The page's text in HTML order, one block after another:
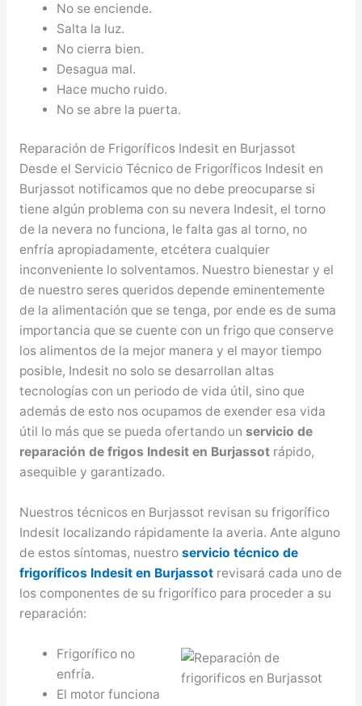
No se enciende.
Salta la luz.
No cierra bien.
Desagua mal.
Hace mucho ruido.
No se abre la puerta.
Reparación de Frigoríficos Indesit en Burjassot
Desde el Servicio Técnico de Frigoríficos Indesit en
Burjassot notificamos que no debe preocuparse si
tiene algún problema con su nevera Indesit, el torno
de la nevera no funciona, le falta gas al torno, no
enfría apropiadamente, etcétera cualquier
inconveniente lo solventamos. Nuestro bienestar y el
de nuestro seres queridos depende eminentemente
de la alimentación que se tenga, por ende es de suma
importancia que se cuente con un frigo que conserve
los alimentos de la mejor manera y el mayor tiempo
posible, Indesit no solo se desarrollan altas
tecnologías con un periodo de vida útil, sino que
además de esto nos ocupamos de exender esa vida
útil lo más que se pueda ofertando un servicio de
reparación de frigos Indesit en Burjassotrápido,
asequible y garantizado.
Nuestros técnicos en Burjassot revisan su frigorífico
Indesit localizando rápidamente la averia. Ante alguno
de estos síntomas, nuestro servicio técnico de
frigoríficos Indesit en Burjassotrevisará cada uno de
los componentes de su frigorífico para proceder a su
reparación:
Frigorífico no
enfría.
El motor funciona